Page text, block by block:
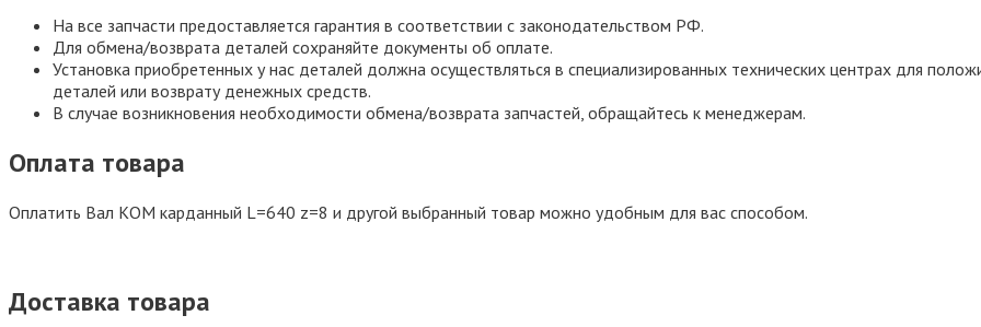
На все запчасти предоставляется гарантия в соответствии с законодательством РФ.
Для обмена/возврата деталей сохраняйте документы об оплате.
Установка приобретенных у нас деталей должна осуществляться в специализированных технических центрах для
деталей или возврату денежных средств.
В случае возникновения необходимости обмена/возврата запчастей, обращайтесь к менеджерам.
Оплата товара
Оплатить Вал КОМ карданный L=640 z=8 и другой выбранный товар можно удобным для вас способом.
Доставка товара